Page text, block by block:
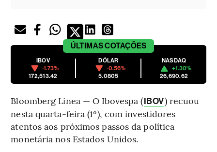
ÚLTIMASCOTAÇÕES
IBOV
-1.73%
172,513.42
DÓLAR
-0.56%
5.0805
NASDAQ
+1.30%
26,690.62
Bloomberg Línea — O Ibovespa (IBOV) recuou
nesta quarta-feira (1º), com investidores
atentos aos próximos passos da política
monetária nos Estados Unidos.